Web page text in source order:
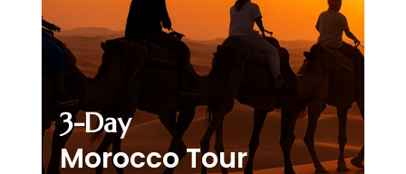
3-Day
Morocco Tour